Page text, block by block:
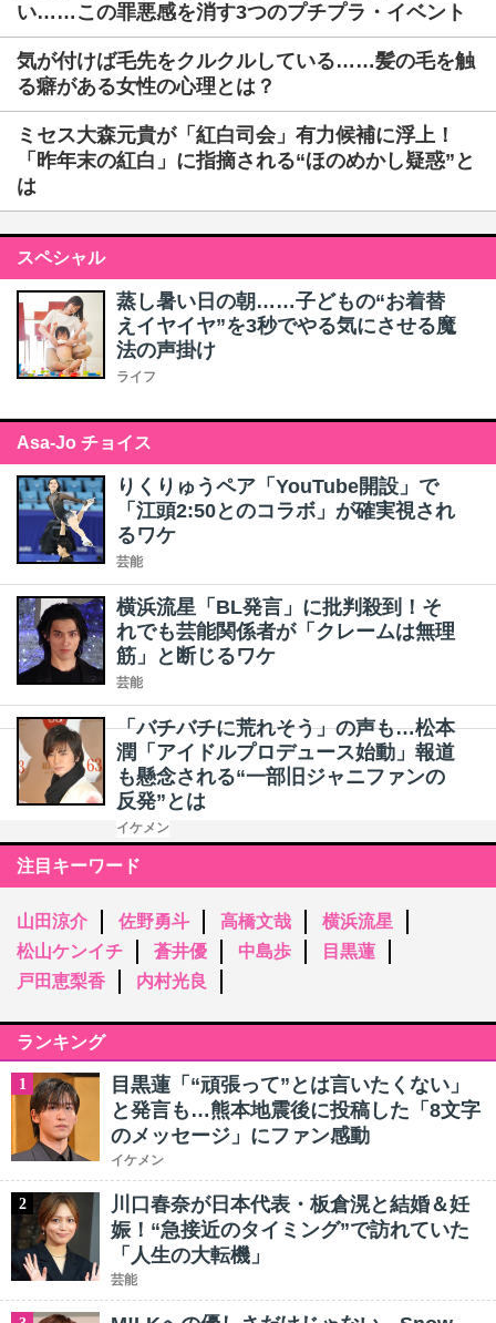
い……この罪悪感を消す3つのプチプラ・イベント
気が付けば毛先をクルクルしている……髪の毛を触
る癖がある女性の心理とは？
ミセス大森元貴が「紅白司会」有力候補に浮上！
「昨年末の紅白」に指摘される“ほのめかし疑惑”と
は
スペシャル
蒸し暑い日の朝……子どもの“お着替
えイヤイヤ”を3秒でやる気にさせる魔
法の声掛け
ライフ
Asa-Jo チョイス
りくりゅうペア「YouTube開設」で
「江頭2:50とのコラボ」が確実視され
るワケ
芸能
横浜流星「BL発言」に批判殺到！そ
れでも芸能関係者が「クレームは無理
筋」と断じるワケ
芸能
「バチバチに荒れそう」の声も…松本
潤「アイドルプロデュース始動」報道
も懸念される“一部旧ジャニファンの
反発”とは
イケメン
注目キーワード
山田涼介 佐野勇斗 高橋文哉
横浜流星
松山ケンイチ
蒼井優 中島歩
目黒蓮
戸田恵梨香
内村光良
ランキング
1
目黒蓮「“頑張って”とは言いたくない」
と発言も…熊本地震後に投稿した「8文字
のメッセージ」にファン感動
イケメン
2
川口春奈が日本代表・板倉滉と結婚＆妊
娠！“急接近のタイミング”で訪れていた
「人生の大転機」
芸能